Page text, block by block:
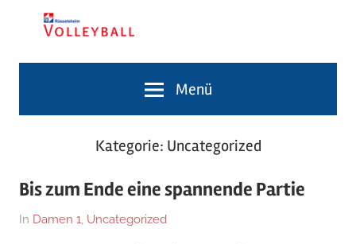
TG
Rüsselsheim
Volleyballabteilung
Menü
Kategorie: Uncategorized
Bis zum Ende eine spannende Partie
Am
Von
In Damen 1, Uncategorized